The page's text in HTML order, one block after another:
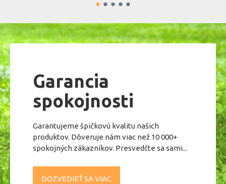
Garancia
spokojnosti
Garantujeme špičkovú kvalitu našich
produktov. Dôveruje nám viac než 10 000+
spokojných zákazníkov. Presvedčte sa sami...
DOZVEDIEŤ SA VIAC